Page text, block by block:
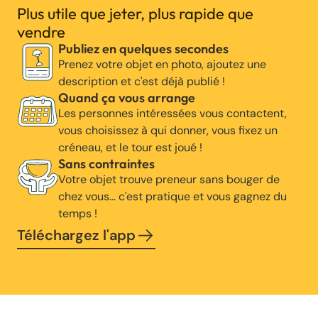
Plus utile que jeter, plus rapide que
vendre
Publiez en quelques secondes
Prenez votre objet en photo, ajoutez une
description et c'est déjà publié !
Quand ça vous arrange
Les personnes intéressées vous contactent,
vous choisissez à qui donner, vous fixez un
créneau, et le tour est joué !
Sans contraintes
Votre objet trouve preneur sans bouger de
chez vous… c'est pratique et vous gagnez du
temps !
Téléchargez l'app